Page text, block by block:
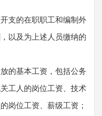
支的在职职工和编制外
以及为上述人员缴纳的
的基本工资，包括公务
工人的岗位工资、技术
岗位工资、薪级工资；